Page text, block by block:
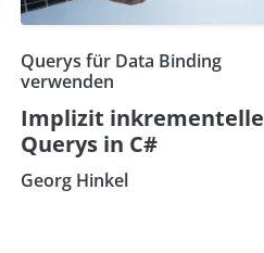
Querys für Data Binding
verwenden
Implizit inkrementelle
Querys in C#
Georg Hinkel